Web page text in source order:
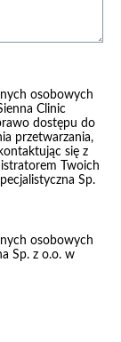
osobowych
Clinic
dostępu do
przetwarzania,
się z
Twoich
Sp.
osobowych
Sp. z o.o. w